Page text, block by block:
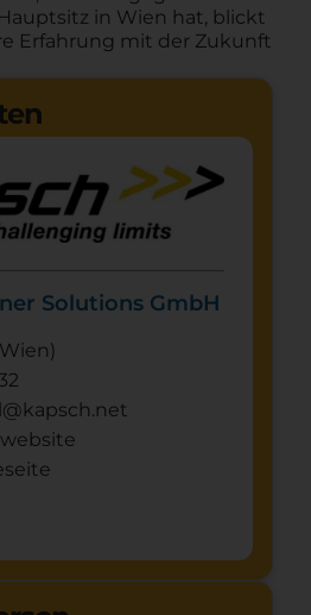
in Wien hat, blickt
Erfahrung mit der Zukunft
Solutions GmbH